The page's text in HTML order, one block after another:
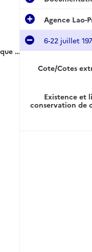
Agence Lao-
6-22 juillet
Cote/Cotes
Existence et
conservation de